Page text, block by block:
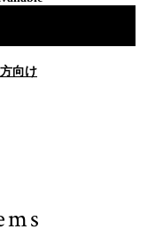
向け